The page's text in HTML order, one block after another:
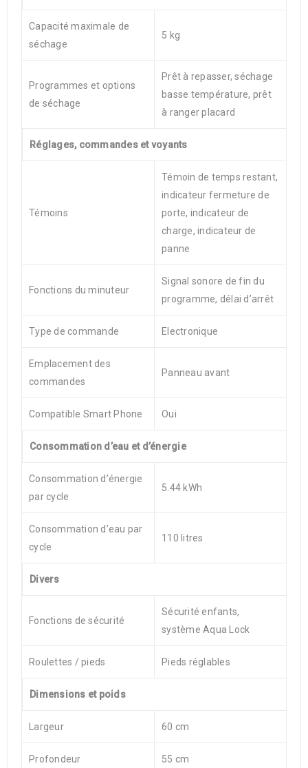
Capacité maximale de
séchage
5 kg
Programmes et options
de séchage
Prêt à repasser, séchage
basse température, prêt
à ranger placard
Réglages, commandes et voyants
Témoins
Témoin de temps restant,
indicateur fermeture de
porte, indicateur de
charge, indicateur de
panne
Fonctions du minuteur
Signal sonore de fin du
programme, délai d’arrêt
Type de commande Electronique
Emplacement des
commandes
Panneau avant
Compatible Smart Phone Oui
Consommation d’eau et d’énergie
Consommation d’énergie
par cycle
5.44 kWh
Consommation d’eau par
cycle
110 litres
Divers
Fonctions de sécurité
Sécurité enfants,
système Aqua Lock
Roulettes / pieds Pieds réglables
Dimensions et poids
Largeur 60 cm
Profondeur 55 cm